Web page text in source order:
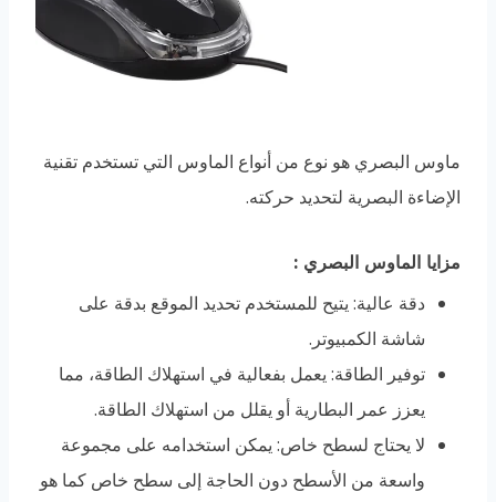
ماوس البصري هو نوع من أنواع الماوس التي تستخدم تقنية
الإضاءة البصرية لتحديد حركته.
مزايا الماوس البصري :
دقة عالية: يتيح للمستخدم تحديد الموقع بدقة على
شاشة الكمبيوتر.
توفير الطاقة: يعمل بفعالية في استهلاك الطاقة، مما
يعزز عمر البطارية أو يقلل من استهلاك الطاقة.
لا يحتاج لسطح خاص: يمكن استخدامه على مجموعة
واسعة من الأسطح دون الحاجة إلى سطح خاص كما هو